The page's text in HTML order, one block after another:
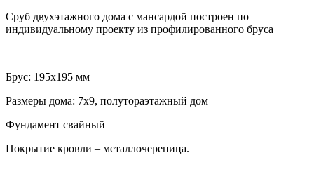
Сруб двухэтажного дома с мансардой построен по
индивидуальному проекту из профилированного бруса
Брус: 195х195 мм
Размеры дома: 7х9, полутораэтажный дом
Фундамент свайный
Покрытие кровли – металлочерепица.